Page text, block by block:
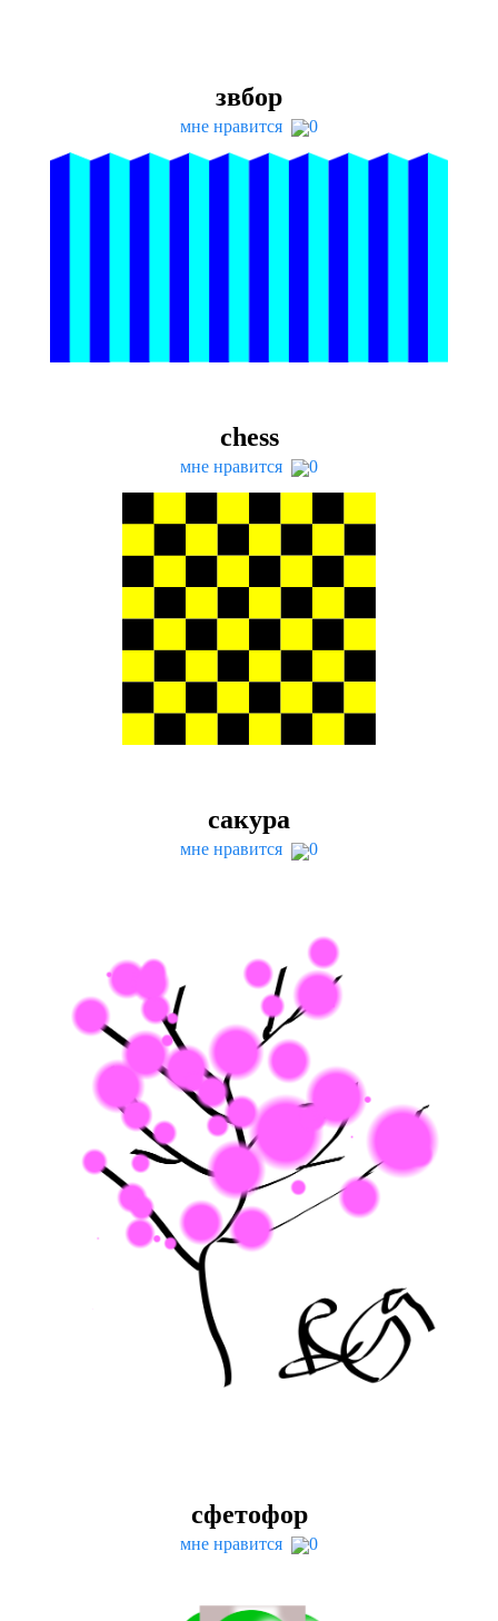
звбор
мне нравится 0
chess
мне нравится 0
сакура
мне нравится 0
сфетофор
мне нравится 0